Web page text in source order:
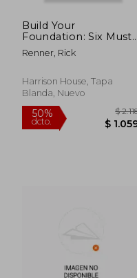
Build Your
Foundation: Six Must-
Have Beliefs for
Constructing an
Life (en Inglés)
Renner, Rick
Harrison House, Tapa
Blanda, Nuevo